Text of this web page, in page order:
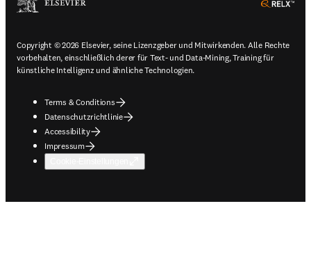
Copyright © 2026 Elsevier, seine Lizenzgeber und Mitwirkenden. Alle Rechte
vorbehalten, einschließlich derer für Text- und Data-Mining, Training für
künstliche Intelligenz und ähnliche Technologien.
Terms & Conditions
Datenschutzrichtlinie
Accessibility
Impressum